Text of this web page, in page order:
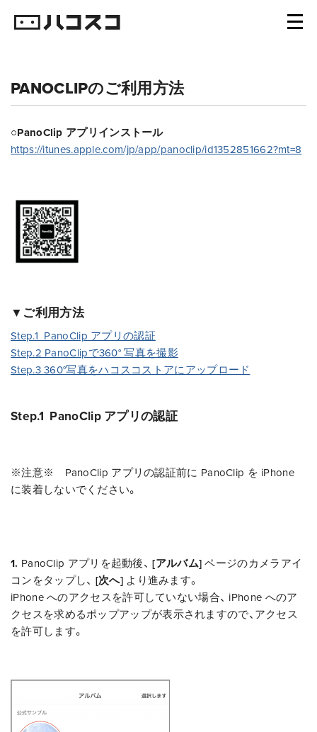
PANOCLIPのご利用方法
○PanoClip アプリインストール
https://itunes.apple.com/jp/app/panoclip/id1352851662?mt=8
▼ご利用方法
Step.1 PanoClip アプリの認証
Step.2 PanoClipで360° 写真を撮影
Step.3 360°写真をハコスコストアにアップロード
Step.1 PanoClip アプリの認証
※注意※ PanoClip アプリの認証前に PanoClip を iPhone
に装着しないでください。
1. PanoClip アプリを起動後、 [アルバム] ページのカメラアイ
コンをタップし、 [次へ]より進みます。
iPhone へのアクセスを許可していない場合、 iPhone へのア
クセスを求めるポップアップが表示されますので、アクセス
を許可します。